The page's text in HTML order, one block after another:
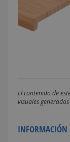
El contenido de
visuales
INFORMACIÓN